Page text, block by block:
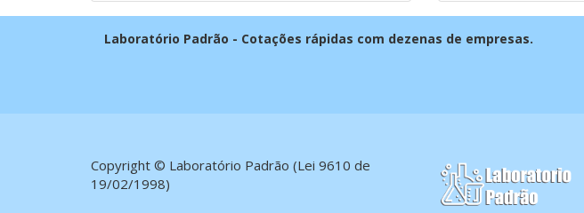
Laboratório Padrão - Cotações rápidas com dezenas de empresas.
Copyright © Laboratório Padrão (Lei 9610 de
19/02/1998)